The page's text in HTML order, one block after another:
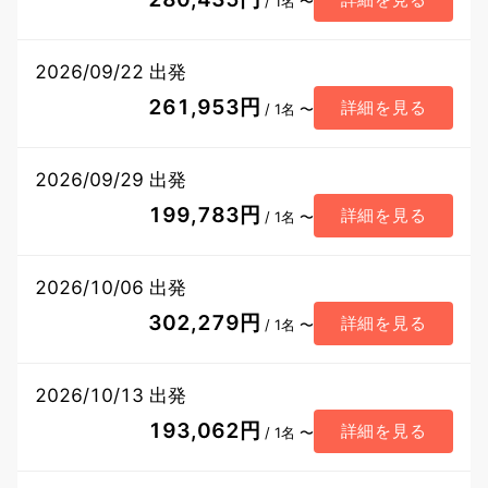
2026/09/22 出発
261,953円 / 1名 〜 詳細を見る
2026/09/29 出発
199,783円 / 1名 〜 詳細を見る
2026/10/06 出発
302,279円 / 1名 〜 詳細を見る
2026/10/13 出発
193,062円 / 1名 〜 詳細を見る